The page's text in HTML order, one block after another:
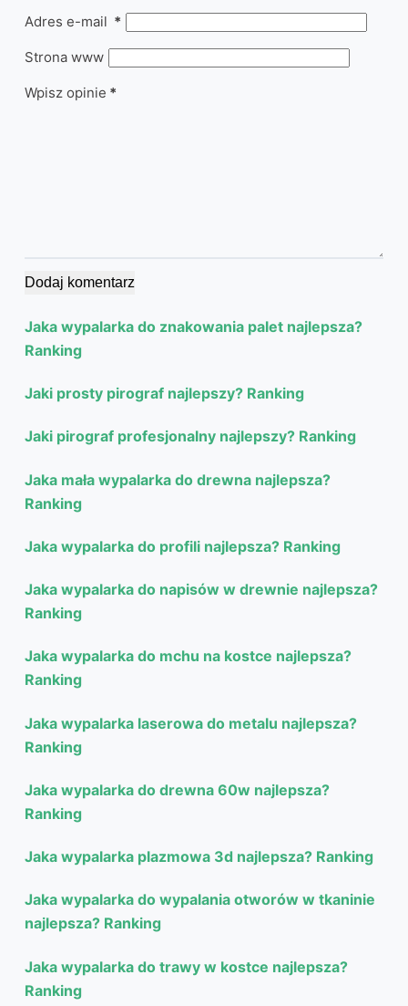
Adres e-mail *
Strona www
Wpisz opinie *
Dodaj komentarz
Jaka wypalarka do znakowania palet najlepsza?
Ranking
Jaki prosty pirograf najlepszy? Ranking
Jaki pirograf profesjonalny najlepszy? Ranking
Jaka mała wypalarka do drewna najlepsza?
Ranking
Jaka wypalarka do profili najlepsza? Ranking
Jaka wypalarka do napisów w drewnie najlepsza?
Ranking
Jaka wypalarka do mchu na kostce najlepsza?
Ranking
Jaka wypalarka laserowa do metalu najlepsza?
Ranking
Jaka wypalarka do drewna 60w najlepsza?
Ranking
Jaka wypalarka plazmowa 3d najlepsza? Ranking
Jaka wypalarka do wypalania otworów w tkaninie
najlepsza? Ranking
Jaka wypalarka do trawy w kostce najlepsza?
Ranking